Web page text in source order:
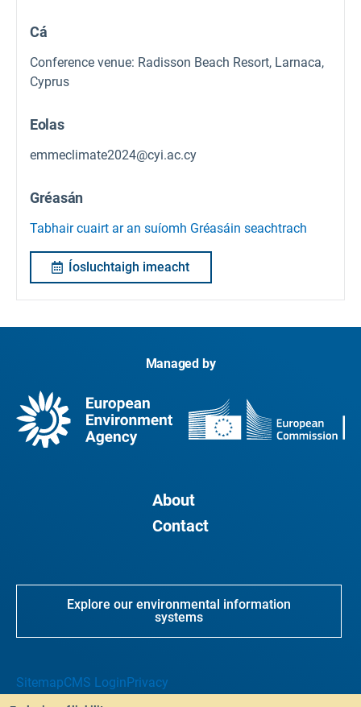
Cá
Conference venue: Radisson Beach Resort, Larnaca,
Cyprus
Eolas
emmeclimate2024@cyi.ac.cy
Gréasán
Tabhair cuairt ar an suíomh Gréasáin seachtrach
Íosluchtaigh imeacht
Managed by
About
Contact
Explore our environmental information
systems
SitemapCMS LoginPrivacy